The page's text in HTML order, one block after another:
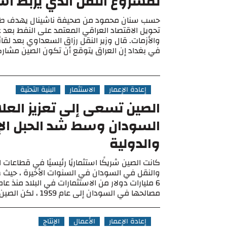
حسب سنان محمود من صحيفة ناشينال يهدف
تحويل الاقتصاد العراقي المعتمد على النفط
والأزمات. قال وزير النقل رزاق السعداوي بعد
في بغداد إن العراق يتوقع أن تكون الصين
إعادة الإعمار الاستثمار البنية التحتية
الصين تسعى إلى تعزيز
السودان وسط شد الحبل
والدولية
كانت الصين شريكًا استثماريًا رئيسيًا في قطاعات
والنقل في السودان في السنوات الأخيرة ،
مصالحها في السودان إلى عام 1959 ، لكن الصين ...
إعادة الإعمار الأعمال الإنتاج